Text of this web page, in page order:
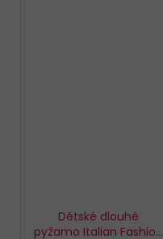
Dětské dlouhé
pyžamo Italian Fashion